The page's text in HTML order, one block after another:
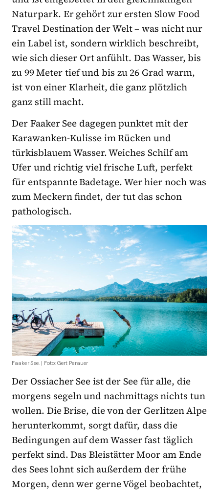
Naturpark. Er gehört zur ersten Slow Food
Travel Destination der Welt – was nicht nur
ein Label ist, sondern wirklich beschreibt,
wie sich dieser Ort anfühlt. Das Wasser, bis
zu 99 Meter tief und bis zu 26 Grad warm,
ist von einer Klarheit, die ganz plötzlich
ganz still macht.
Der Faaker See dagegen punktet mit der
Karawanken-Kulisse im Rücken und
türkisblauem Wasser. Weiches Schilf am
Ufer und richtig viel frische Luft, perfekt
für entspannte Badetage. Wer hier noch was
zum Meckern findet, der tut das schon
pathologisch.
Faaker See. | Foto: Gert Perauer
Der Ossiacher See ist der See für alle, die
morgens segeln und nachmittags nichts tun
wollen. Die Brise, die von der Gerlitzen Alpe
herunterkommt, sorgt dafür, dass die
Bedingungen auf dem Wasser fast täglich
perfekt sind. Das Bleistätter Moor am Ende
des Sees lohnt sich außerdem der frühe
Morgen, denn wer gerne Vögel beobachtet,